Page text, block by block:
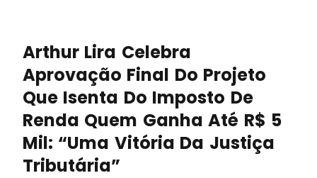
Arthur Lira Celebra
Aprovação Final Do Projeto
Que Isenta Do Imposto De
Renda Quem Ganha Até R$ 5
Mil: “Uma Vitória Da Justiça
Tributária”